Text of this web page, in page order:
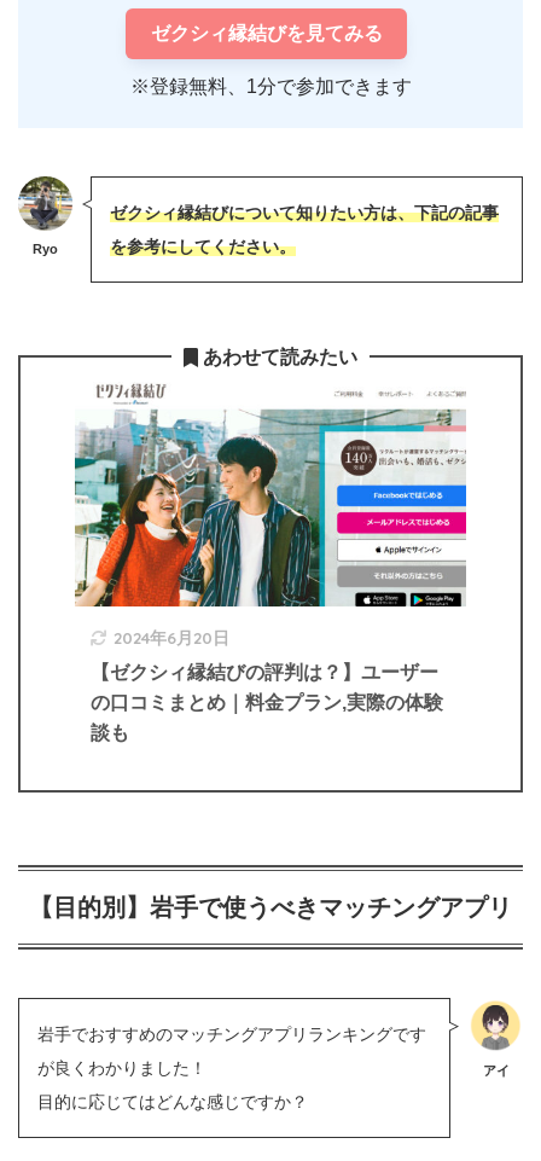
ゼクシィ縁結びを見てみる
※登録無料、1分で参加できます
Ryo
ゼクシィ縁結びについて知りたい方は、下記の記事
を参考にしてください。
あわせて読みたい
2024年6月20日
【ゼクシィ縁結びの評判は？】ユーザー
の口コミまとめ｜料金プラン,実際の体験
談も
【目的別】岩手で使うべきマッチングアプリ
岩手でおすすめのマッチングアプリランキングです
が良くわかりました！
目的に応じてはどんな感じですか？
アイ